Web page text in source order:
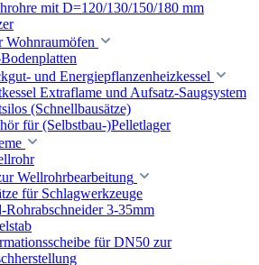
mit D=120/130/150/180 mm
Wohnraumöfen
und Energiepflanzenheizkessel
Extraflame und Aufsatz-Saugsystem
(Schnellbausätze)
für (Selbstbau-)Pelletlager
Wellrohrbearbeitung
für Schlagwerkzeuge
Rohrabschneider 3-35mm
für DN50 zur